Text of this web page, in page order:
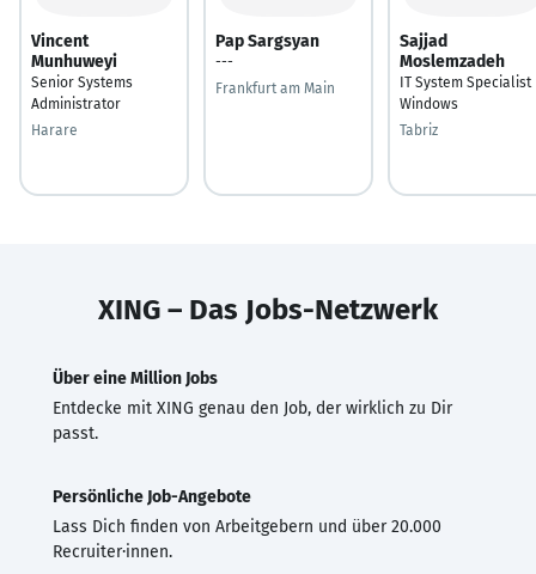
Vincent
Munhuweyi
Senior Systems
Administrator
Harare
Pap Sargsyan
---
Frankfurt am Main
Sajjad
Moslemzadeh
IT System Specialist
Windows
Tabriz
XING – Das Jobs-Netzwerk
Über eine Million Jobs
Entdecke mit XING genau den Job, der wirklich zu Dir
passt.
Persönliche Job-Angebote
Lass Dich finden von Arbeitgebern und über 20.000
Recruiter·innen.